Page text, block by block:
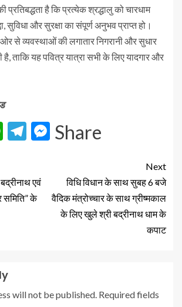
प्रतिबद्धता है कि प्रत्येक श्रद्धालु को चारधाम
सुविधा और सुरक्षा का संपूर्ण अनुभव प्राप्त हो।
से व्यवस्थाओं की लगातार निगरानी और सुधार
है, ताकि यह पवित्र यात्रा सभी के लिए यादगार और
WhatsApp
Telegram
Messenger
Share
बद्रीनाथ एवं
समिति” के
Next
विधि विधान के साथ सुबह 6 बजे
वैदिक मंत्रोच्चार के साथ ग्रीष्मकाल
के लिए खुले श्री बद्रीनाथ धाम के
कपाट
will not be published. Required fields